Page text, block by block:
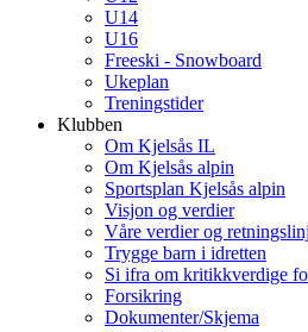
U14
U16
Freeski - Snowboard
Ukeplan
Treningstider
Klubben
Om Kjelsås IL
Om Kjelsås alpin
Sportsplan Kjelsås alpin
Visjon og verdier
Våre verdier og
Trygge barn i idretten
Si ifra om kritikkverdige
Forsikring
Dokumenter/Skjema